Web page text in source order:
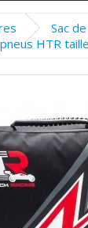
Sac
HTR